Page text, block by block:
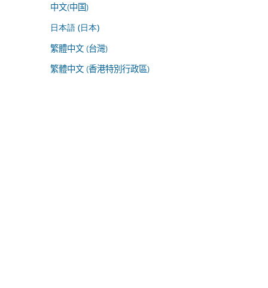
中文(中国)
日本語 (日本)
繁體中文 (台灣)
繁體中文 (香港特別行政區)